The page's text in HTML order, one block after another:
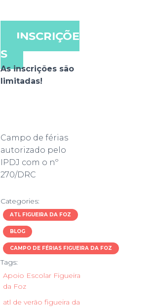
INSCRIÇÕE
S
As inscrições são
limitadas!
Campo de férias
autorizado pelo
IPDJ com o nº
270/DRC
Categories:
ATL FIGUEIRA DA FOZ
BLOG
CAMPO DE FÉRIAS FIGUEIRA DA FOZ
Tags:
Apoio Escolar Figueira
da Foz
atl de verão figueira da